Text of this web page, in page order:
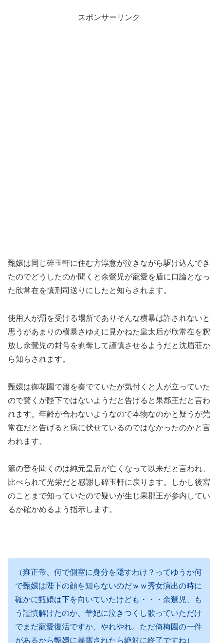
スポンサーリンク
甄嬛は同じ碎玉軒に住む方淳意が泣きながら駆け込んでき
たのでどうしたのか聞くと余鶯児が寵愛を盾に口論となっ
た欣常在を慎刑司送りにしたと知らされます。
使用人が罰を受ける場所でありそんな横暴は許されないと
思うがあまりの横暴さゆえに見かねた皇太后が欣常在を釈
放し余鶯児の封号を剥奪して謹慎させるようだと沈眉荘か
ら知らされます。
甄嬛は御花園で簫を奏でていたが気付くと人が立っていた
ので驚くが陛下ではないようだと告げると果郡王だと言わ
れます。年齢が合わないようなので本物なのかと疑うが莞
常在だと告げると病に伏せているのではなかったのかと言
われます。
簫の音を聞くのは純元皇后が亡くなって以来だと言われ、
比べられて光栄だと感謝し碎玉軒に戻ります。しかし後宮
のことまで知っていたので疑いが生じ果郡王が参内してい
るか確かめるよう指示します。
（雍正帝、何で側室に身分を隠すわけ？ってゆうか何
で甄嬛は陛下の顔を知らないのだｗｗ秀女演出の時に
確かに甄嬛は下を向いていたけども・・・余鶯児、も
う謹慎解けたのか、華妃に泣きつくし歌っていただけ
でまだ寵愛復活ですか、やれやれ。ただ倚梅園の一件
があるから甄嬛に暴露されたら絶対に終了ですね）